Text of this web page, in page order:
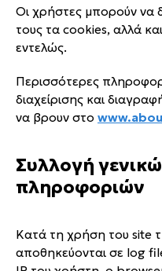
Οι χρήστες μπορούν να
τους τα cookies, αλλά
εντελώς.
Περισσότερες
διαχείρισης και
να βρουν στο
Συλλογή
πληροφοριών
Κατά τη χρήση του site
αποθηκεύονται σε log